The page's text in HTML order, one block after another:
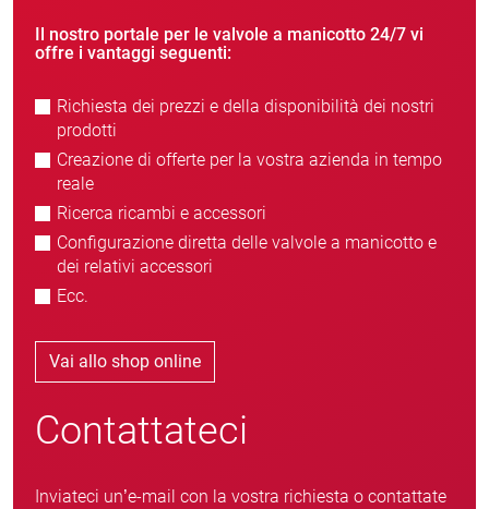
Il nostro portale per le valvole a manicotto 24/7 vi
offre i vantaggi seguenti:
Richiesta dei prezzi e della disponibilità dei nostri
prodotti
Creazione di offerte per la vostra azienda in tempo
reale
Ricerca ricambi e accessori
Configurazione diretta delle valvole a manicotto e
dei relativi accessori
Ecc.
Vai allo shop online
Contattateci
Inviateci un’e-mail con la vostra richiesta o contattate